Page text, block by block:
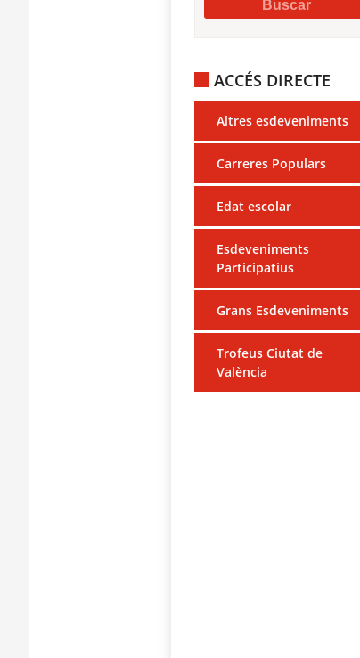
ACCÉS DIRECTE
Altres esdeveniments
Carreres Populars
Edat escolar
Esdeveniments
Participatius
Grans Esdeveniments
Trofeus Ciutat de
València